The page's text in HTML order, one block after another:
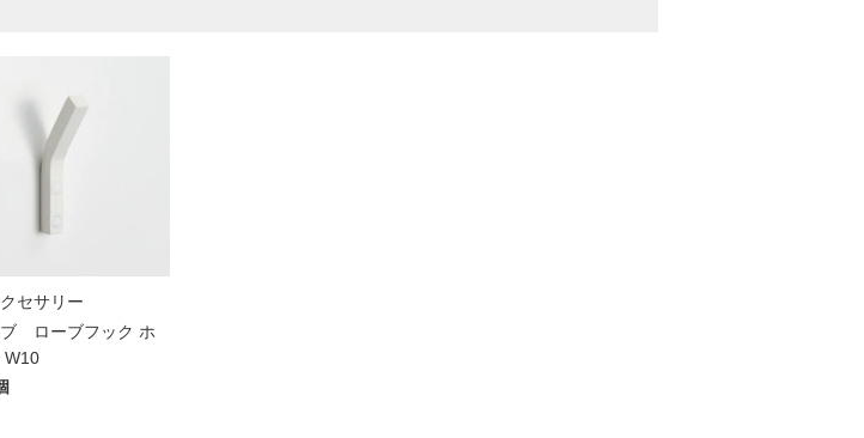
セサリー
ブ ローブフック ホ
W10